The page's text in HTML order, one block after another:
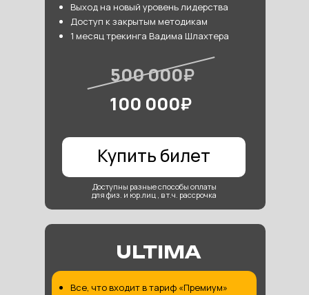
Купить билет
100 000₽
500 000₽
ULTIMA
Выход на новый уровень лидерства
Доступ к закрытым методикам
1 месяц трекинга Вадима Шлахтера
Доступны разные способы оплаты
для физ. и юр.лиц , в т.ч. рассрочка
Все, что входит в тариф «Премиум»